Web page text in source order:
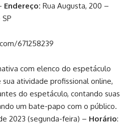
Endereço: Rua Augusta, 200 –
671258239
com elenco do espetáculo
sua atividade profissional online,
do espetáculo, contando suas
um bate-papo com o público.
2023 (segunda-feira) – Horário: